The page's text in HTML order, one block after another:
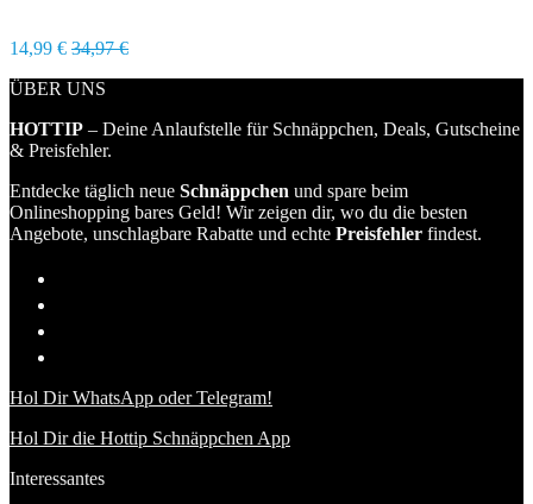
14,99 € 34,97 €
ÜBER UNS
HOTTIP – Deine Anlaufstelle für Schnäppchen, Deals, Gutscheine
& Preisfehler.
Entdecke täglich neue Schnäppchen und spare beim
Onlineshopping bares Geld! Wir zeigen dir, wo du die besten
Angebote, unschlagbare Rabatte und echte Preisfehler findest.
Hol Dir WhatsApp oder Telegram!
Hol Dir die Hottip Schnäppchen App
Interessantes